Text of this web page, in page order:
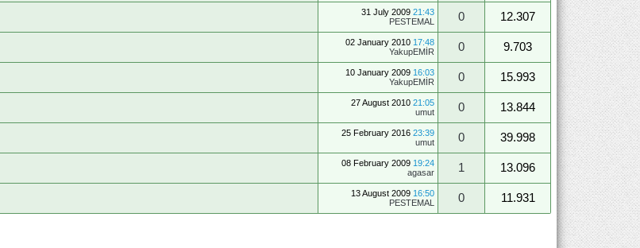
31 July 2009 21:43
PESTEMAL
0
12.307
02 January 2010 17:48
YakupEMİR
0
9.703
10 January 2009 16:03
YakupEMİR
0
15.993
27 August 2010 21:05
umut
0
13.844
25 February 2016 23:39
umut
0
39.998
08 February 2009 19:24
agasar
1
13.096
13 August 2009 16:50
PESTEMAL
0 11.931